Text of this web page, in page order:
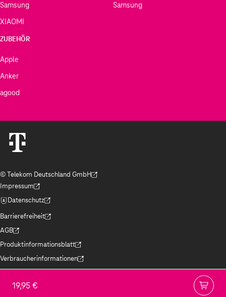
19,95 €
Samsung
XIAOMI
Samsung
ZUBEHÖR
Apple
Anker
agood
© Telekom Deutschland GmbH
(Der Link wird in einem neuen Tab geöffnet)
Impressum
(Der Link wird in einem neuen Tab geöffnet)
Datenschutz
(Der Link wird in einem neuen Tab geöffnet)
Barrierefreiheit
(Der Link wird in einem neuen Tab geöffnet)
AGB
(Der Link wird in einem neuen Tab geöffnet)
Produktinformationsblatt
(Der Link wird in einem neuen Tab geöffnet)
Verbraucherinformationen
(Der Link wird in einem neuen Tab geöffnet)
Hinweise ElektroG/BattG
(Der Link wird in einem neuen Tab geöffnet)